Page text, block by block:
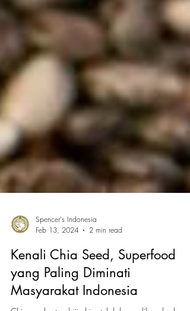
Spencer's Indonesia
Feb 13, 2024
2 min read
Kenali Chia Seed, Superfood
yang Paling Diminati